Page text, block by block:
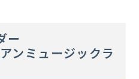
ー
ンミュージックラ